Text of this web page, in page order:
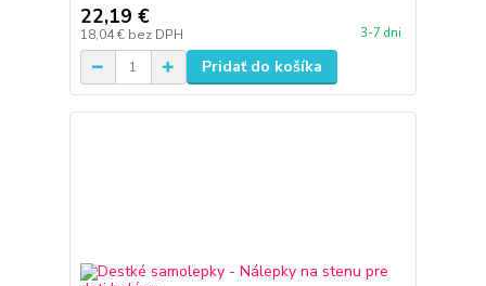
22,19 €
18,04 € bez DPH 3-7 dni
Pridať do košíka